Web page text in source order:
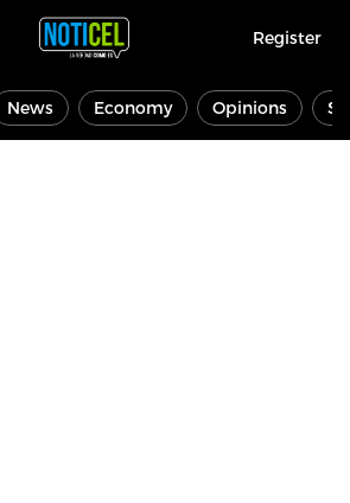
Register
News Economy Opinions